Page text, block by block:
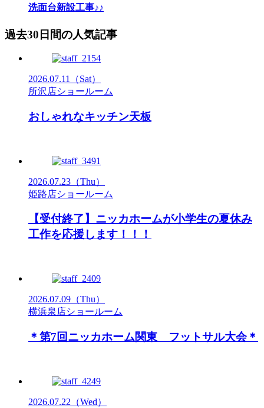
洗面台新設工事♪♪
過去30日間の人気記事
2026.07.11
（Sat）
所沢店ショールーム
おしゃれなキッチン天板
2026.07.23 （Thu）
姫路店ショールーム
【受付終了】ニッカホームが小学生の夏休み
工作を応援します！！！
2026.07.09 （Thu）
横浜泉店ショールーム
＊第7回ニッカホーム関東 フットサル大会＊
2026.07.22 （Wed）